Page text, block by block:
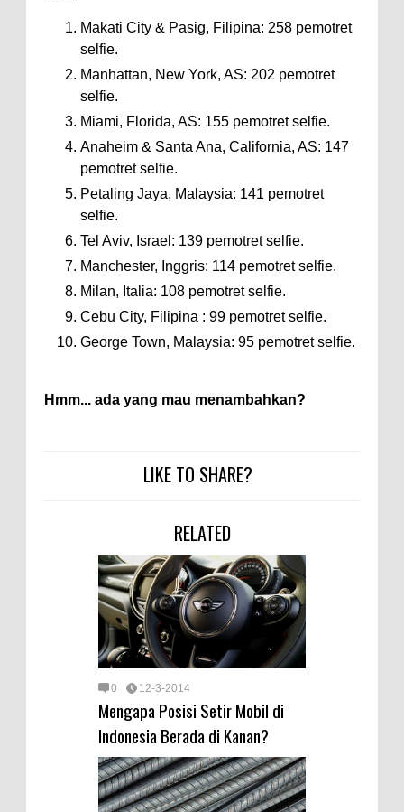
Makati City & Pasig, Filipina: 258 pemotret
selfie.
Manhattan, New York, AS: 202 pemotret
selfie.
Miami, Florida, AS: 155 pemotret selfie.
Anaheim & Santa Ana, California, AS: 147
pemotret selfie.
Petaling Jaya, Malaysia: 141 pemotret
selfie.
Tel Aviv, Israel: 139 pemotret selfie.
Manchester, Inggris: 114 pemotret selfie.
Milan, Italia: 108 pemotret selfie.
Cebu City, Filipina : 99 pemotret selfie.
George Town, Malaysia: 95 pemotret selfie.
Hmm... ada yang mau menambahkan?
LIKE TO SHARE?
RELATED
0 12-3-2014
Mengapa Posisi Setir Mobil di
Indonesia Berada di Kanan?